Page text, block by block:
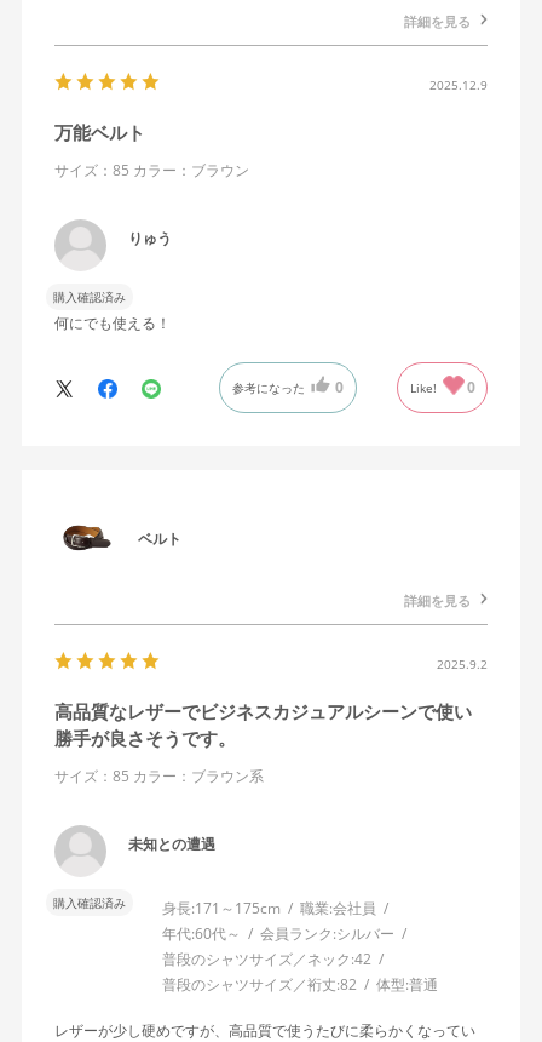
詳細を見る
2025.12.9
万能ベルト
サイズ：85 カラー：ブラウン
りゅう
購入確認済み
何にでも使える！
参考になった 0 Like! 0
ベルト
詳細を見る
2025.9.2
高品質なレザーでビジネスカジュアルシーンで使い
勝手が良さそうです。
サイズ：85 カラー：ブラウン系
未知との遭遇
購入確認済み 身長:171～175cm 職業:会社員
年代:60代～ 会員ランク:シルバー
普段のシャツサイズ／ネック:42
普段のシャツサイズ／裄丈:82 体型:普通
レザーが少し硬めですが、高品質で使うたびに柔らかくなってい